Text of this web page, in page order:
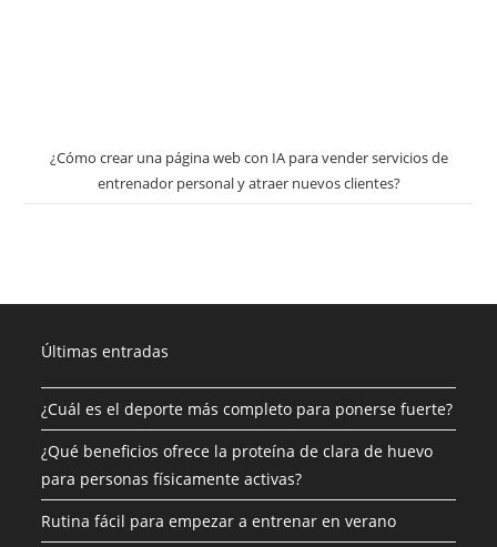
¿Cómo crear una página web con IA para vender servicios de
entrenador personal y atraer nuevos clientes?
Últimas entradas
¿Cuál es el deporte más completo para ponerse fuerte?
¿Qué beneficios ofrece la proteína de clara de huevo
para personas físicamente activas?
Rutina fácil para empezar a entrenar en verano